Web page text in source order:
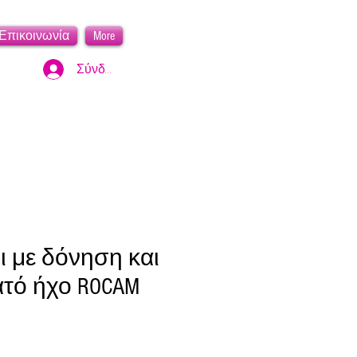
More
Σύνδεση
με δόνηση και
ήχο ROCAM